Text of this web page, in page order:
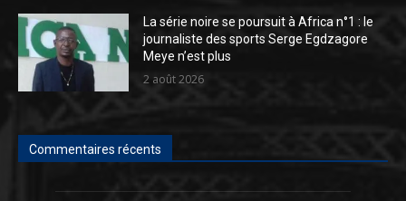
La série noire se poursuit à Africa n°1 : le
journaliste des sports Serge Egdzagore
Meye n’est plus
2 août 2026
Commentaires récents